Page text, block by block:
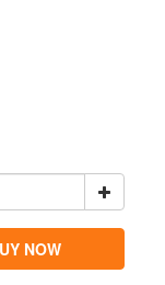
NOW